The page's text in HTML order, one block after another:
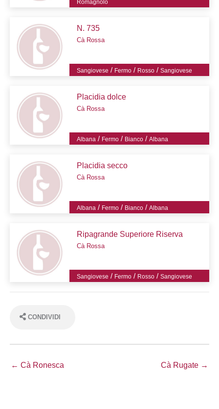
Romagnolo
N. 735
Cà Rossa
Sangiovese / Fermo / Rosso /Sangiovese
Placidia dolce
Cà Rossa
Albana / Fermo / Bianco /Albana
Placidia secco
Cà Rossa
Albana / Fermo / Bianco /Albana
Ripagrande Superiore Riserva
Cà Rossa
Sangiovese / Fermo / Rosso /Sangiovese
CONDIVIDI
← Cà Ronesca Cà Rugate →